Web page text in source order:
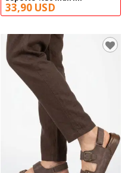
33,90 USD